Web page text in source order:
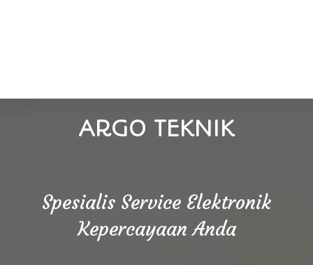
ARGO TEKNIK
Spesialis Service Elektronik
Kepercayaan Anda